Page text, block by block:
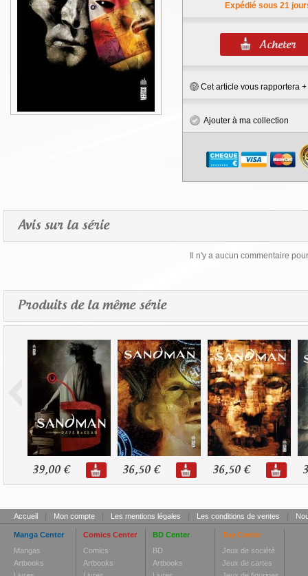
Expédié sous 21
Cet article vous rapportera +
Ajouter à ma collection
Avis sur la série
Il n'y a aucun commentaire
Produits de la même série
39,00 € 36,50 € 36,50 €
Accueil | Mon compte | Les mentions légales | Les conditions de ventes |
Manga Center
Mangas
Artbooks
Comics Center
Comics
Artbooks
BD Center
BD
Artbooks
Toy Center
Jeux de société
Jeux de cartes